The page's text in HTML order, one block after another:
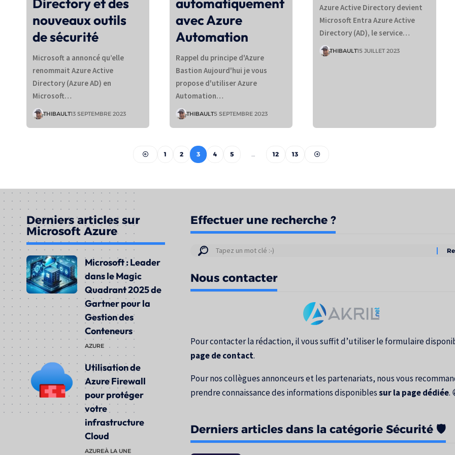
Directory et des
nouveaux outils
de sécurité
Microsoft a annoncé qu’elle
renommait Azure Active
Directory (Azure AD) en
Microsoft…
THIBAULT13 SEPTEMBRE 2023
automatiquement
avec Azure
Automation
Rappel du principe d'Azure
Bastion Aujourd'hui je vous
propose d'utiliser Azure
Automation…
THIBAULT5 SEPTEMBRE 2023
Azure Active Directory devient
Microsoft Entra Azure Active
Directory (AD), le service…
THIBAULT15 JUILLET 2023
1 2 3 4 5 … 12 13
Derniers articles sur
Microsoft Azure
Microsoft : Leader
dans le Magic
Quadrant 2025 de
Gartner pour la
Gestion des
Conteneurs
AZURE
Utilisation de
Azure Firewall
pour protéger
votre
infrastructure
Cloud
AZUREÀ LA UNE
Effectuer une recherche ?
Résultats
votre
recherche
Nous contacter
Pour contacter la rédaction, il vous suffit d’utiliser le formulaire
page de contact.
Pour nos collègues annonceurs et les partenariats, nous vous
prendre connaissance des informations disponiblessur la page dédiée.
Derniers articles dans la catégorie Sécurité 🛡️